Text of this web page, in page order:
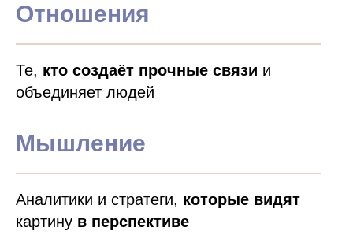
Отношения
Те, кто создаёт прочные связи и
объединяет людей
Мышление
Аналитики и стратеги, которые видят
картину в перспективе
Почему это
важно?
на навыках, но не на своих